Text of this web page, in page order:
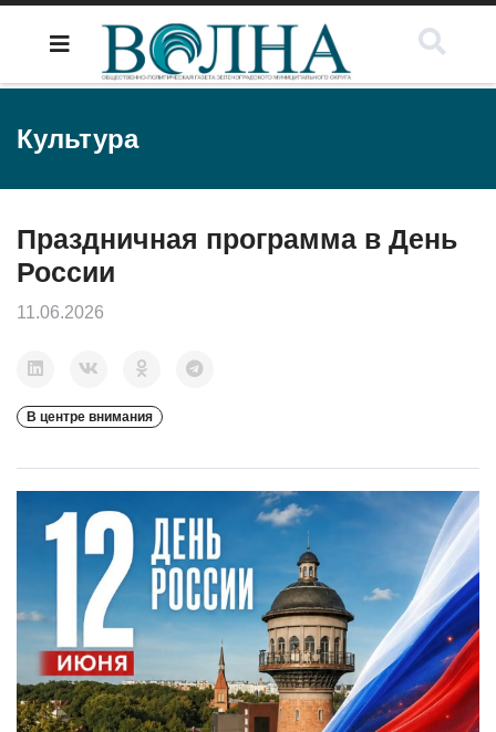
Культура
Праздничная программа в День
России
11.06.2026
В центре внимания